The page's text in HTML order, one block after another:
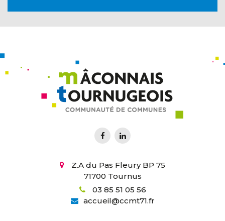
Z.A du Pas Fleury BP 75
71700 Tournus
03 85 51 05 56
accueil@ccmt71.fr